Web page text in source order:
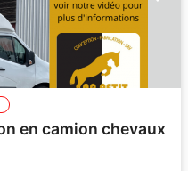
en camion chevaux